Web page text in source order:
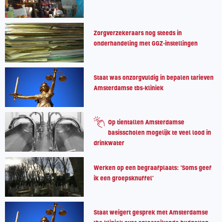
Zorgverzekeraars nog steeds in
onderhandeling met GGZ-instellingen
Staat was onzorgvuldig in bepalen tarieven
Amsterdamse tbs-kliniek
Op tientallen Amsterdamse
basisscholen mogelijk te veel lood in
drinkwater
Werken op een begraafplaats: ‘Soms geef
ik een groepsknuffel’
Staat weigert gesprek met Amsterdamse